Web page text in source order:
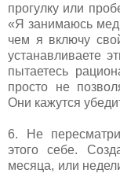
прогулку или
«Я занимаюсь
чем я включу
устанавливаете
пытаетесь
просто не
Они кажутся
6. Не
этого себе.
месяца, или